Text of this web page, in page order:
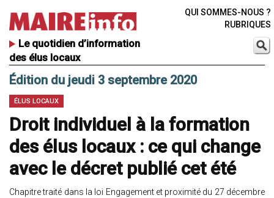
Le quotidien d’information
des élus locaux
QUI SOMMES-NOUS ?
RUBRIQUES
Édition du jeudi 3 septembre 2020
ÉLUS LOCAUX
Droit individuel à la formation
des élus locaux : ce qui change
avec le décret publié cet été
Chapitre traité dans la loi Engagement et proximité du 27 décembre